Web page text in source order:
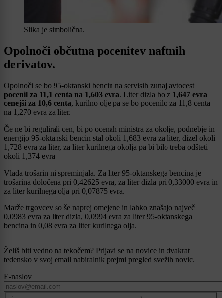
Slika je simbolična.
Opolnoči občutna pocenitev naftnih
derivatov.
Opolnoči se bo 95-oktanski bencin na servisih zunaj avtocest
pocenil za 11,1 centa na 1,603 evra. Liter dizla bo z 1,647 evra
cenejši za 10,6 centa, kurilno olje pa se bo pocenilo za 11,8 centa
na 1,270 evra za liter.
Če ne bi regulirali cen, bi po ocenah ministra za okolje, podnebje in
energijo 95-oktanski bencin stal okoli 1,683 evra za liter, dizel okoli
1,728 evra za liter, za liter kurilnega okolja pa bi bilo treba odšteti
okoli 1,374 evra.
Vlada trošarin ni spreminjala. Za liter 95-oktanskega bencina je
trošarina določena pri 0,42625 evra, za liter dizla pri 0,33000 evra in
za liter kurilnega olja pri 0,07875 evra.
Marže trgovcev so še naprej omejene in lahko znašajo največ
0,0983 evra za liter dizla, 0,0994 evra za liter 95-oktanskega
bencina in 0,08 evra za liter kurilnega olja.
Želiš biti vedno na tekočem? Prijavi se na novice in dvakrat
tedensko v svoj email nabiralnik prejmi pregled svežih novic.
E-naslov